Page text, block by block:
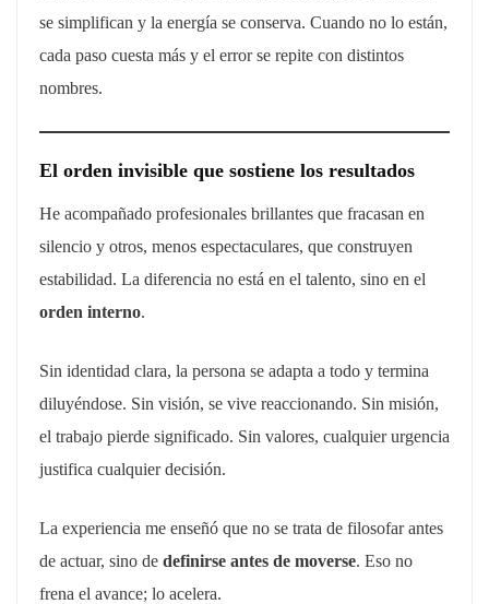
se simplifican y la energía se conserva. Cuando no lo están,
cada paso cuesta más y el error se repite con distintos
nombres.
El orden invisible que sostiene los resultados
He acompañado profesionales brillantes que fracasan en
silencio y otros, menos espectaculares, que construyen
estabilidad. La diferencia no está en el talento, sino en el
orden interno.
Sin identidad clara, la persona se adapta a todo y termina
diluyéndose. Sin visión, se vive reaccionando. Sin misión,
el trabajo pierde significado. Sin valores, cualquier urgencia
justifica cualquier decisión.
La experiencia me enseñó que no se trata de filosofar antes
de actuar, sino de definirse antes de moverse. Eso no
frena el avance; lo acelera.